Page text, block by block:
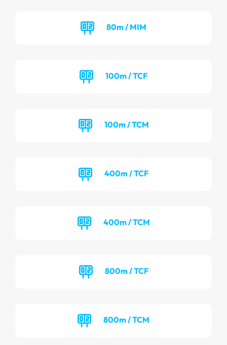
80m / MIM
100m / TCF
100m / TCM
400m / TCF
400m / TCM
800m / TCF
800m / TCM